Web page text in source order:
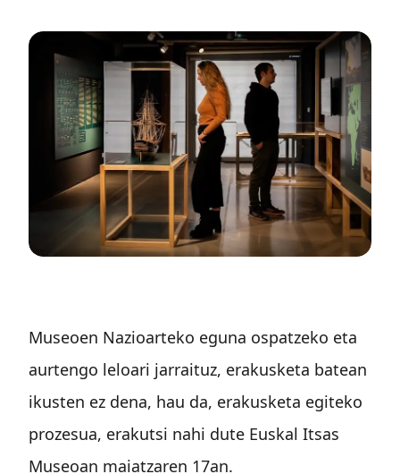
Museoen Nazioarteko eguna ospatzeko eta
aurtengo leloari jarraituz, erakusketa batean
ikusten ez dena, hau da, erakusketa egiteko
prozesua, erakutsi nahi dute Euskal Itsas
Museoan maiatzaren 17an.